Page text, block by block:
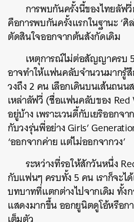
การพบกันครั้งนี้ของไทยลัฟวี่
คือการพบกันครั้งแรกในฐานะ ‘ศิ
ตัดสินใจออกจากต้นสังกัดเดิม
เหตุการณ์ไม่ต่อสัญญาครบ
อาจทำให้แฟนคลับจำนวนมากรู้สึ
วงถึง 2 คน เลือกเดินบนเส้นถน
เหล่าลัฟวี่ (ชื่อแฟนคลับของ
อยู่บ้าง เพราะเวนดี้กับเยริออกจ
กับวงรุ่นพี่อย่าง Girls’
‘ออกจากค่าย แต่ไม่ออกจากวง’
ระหว่างที่รอให้สักวันหนึ่ง
กับแฟนๆ ครบทั้ง 5 คน เราก็จะไ
บทบาทที่แตกต่างไปจากเดิม ทั้งก
แสดงมากขึ้น ออกยูนิตดูโอ้หรือก